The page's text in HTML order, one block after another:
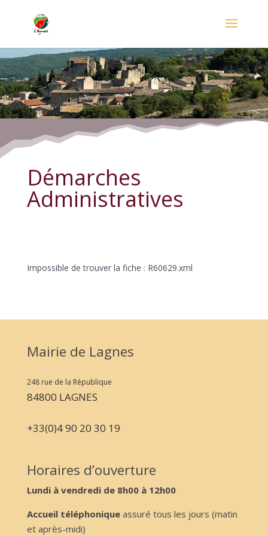
Démarches Administratives
Démarches
Administratives
Impossible de trouver la fiche : R60629.xml
Mairie de Lagnes
248 rue de la République
84800 LAGNES
+33(0)4 90 20 30 19
Horaires d’ouverture
Lundi à vendredi de 8h00 à 12h00
Accueil téléphoniqueassuré tous les jours (matin
et après-midi)